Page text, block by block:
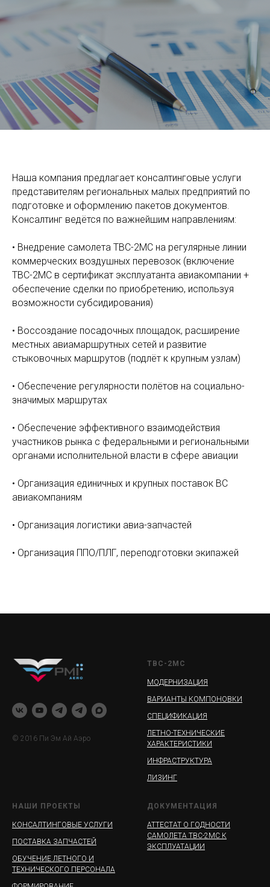
Наша компания предлагает консалтинговые услуги
представителям региональных малых предприятий по
подготовке и оформлению пакетов документов.
Консалтинг ведётся по важнейшим направлениям:
• Внедрение самолета ТВС-2МС на регулярные линии
коммерческих воздушных перевозок (включение
ТВС-2МС в сертификат эксплуатанта авиакомпании +
обеспечение сделки по приобретению, используя
возможности субсидирования)
• Воссоздание посадочных площадок, расширение
местных авиамаршрутных сетей и развитие
стыковочных маршрутов (подлёт к крупным узлам)
• Обеспечение регулярности полётов на социально-
значимых маршрутах
• Обеспечение эффективного взаимодействия
участников рынка с федеральными и региональными
органами исполнительной власти в сфере авиации
• Организация единичных и крупных поставок ВС
авиакомпаниям
• Организация логистики авиа-запчастей
• Организация ППО/ПЛГ, переподготовки экипажей
© 2016 Пи Эм Ай Аэро
ТВС-2МС
МОДЕРНИЗАЦИЯ
ВАРИАНТЫ КОМПОНОВКИ
СПЕЦИФИКАЦИЯ
ЛЕТНО-ТЕХНИЧЕСКИЕ
ХАРАКТЕРИСТИКИ
ИНФРАСТРУКТУРА
ЛИЗИНГ
НАШИ ПРОЕКТЫ
КОНСАЛТИНГОВЫЕ УСЛУГИ
ПОСТАВКА ЗАПЧАСТЕЙ
ОБУЧЕНИЕ ЛЕТНОГО И
ТЕХНИЧЕСКОГО ПЕРСОНАЛА
ДОКУМЕНТАЦИЯ
АТТЕСТАТ О ГОДНОСТИ
САМОЛЕТА ТВС-2МС К
ЭКСПЛУАТАЦИИ